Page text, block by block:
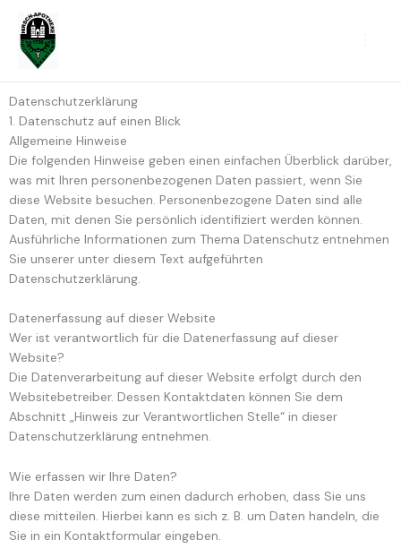
Inhalt
springen
Datenschutz­erklärung
1. Datenschutz auf einen Blick
Allgemeine Hinweise
Die folgenden Hinweise geben einen einfachen Überblick darüber,
was mit Ihren personenbezogenen Daten passiert, wenn Sie
diese Website besuchen. Personenbezogene Daten sind alle
Daten, mit denen Sie persönlich identifiziert werden können.
Ausführliche Informationen zum Thema Datenschutz entnehmen
Sie unserer unter diesem Text aufgeführten
Datenschutzerklärung.
Datenerfassung auf dieser Website
Wer ist verantwortlich für die Datenerfassung auf dieser
Website?
Die Datenverarbeitung auf dieser Website erfolgt durch den
Websitebetreiber. Dessen Kontaktdaten können Sie dem
Abschnitt „Hinweis zur Verantwortlichen Stelle“ in dieser
Datenschutzerklärung entnehmen.
Wie erfassen wir Ihre Daten?
Ihre Daten werden zum einen dadurch erhoben, dass Sie uns
diese mitteilen. Hierbei kann es sich z. B. um Daten handeln, die
Sie in ein Kontaktformular eingeben.